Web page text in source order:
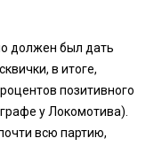
должен был дать
в итоге,
позитивного
у Локомотива).
всю партию,